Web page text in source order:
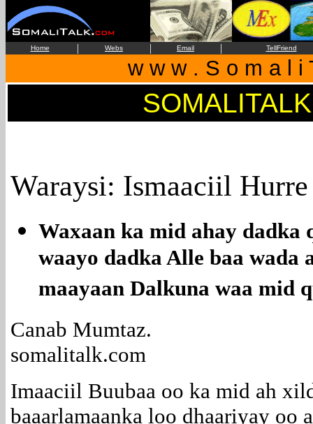
Home | Webs | Email | TellFriend
w w w . S o m a l i
SOMALITALK
Waraysi: Ismaaciil
Waxaan ka mid ahay dadka
waayo dadka Alle baa wada
maayaan Dalkuna waa mid
Canab Mumtaz.
somalitalk.com
Imaaciil Buubaa oo ka mid ah
baaarlamaanka loo dhaariyay oo